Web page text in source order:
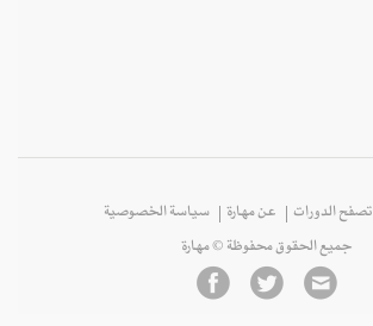
تصفح الدورات عن مهارة سياسة الخصوصية
جميع الحقوق محفوظة © مهارة